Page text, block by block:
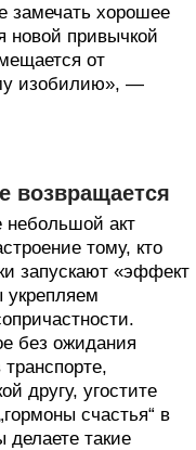
замечать хорошее
новой привычкой
от
изобилию», —
возвращается
небольшой акт
тому, кто
запускают «эффект
укрепляем
без ожидания
другу, угостите
счастья“ в
такие